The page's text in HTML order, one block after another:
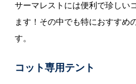
サーマレストには便利で珍しい
ます！その中でも特におすすめ
す。
コット専用テント